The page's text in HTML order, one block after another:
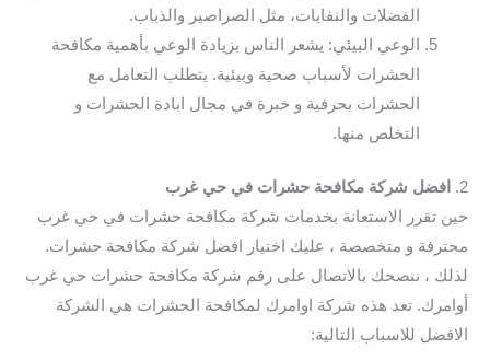
الفضلات والنفايات، مثل الصراصير والذباب.
الوعي البيئي: يشعر الناس بزيادة الوعي بأهمية مكافحة
الحشرات لأسباب صحية وبيئية. يتطلب التعامل مع
الحشرات بحرفية و خبرة في مجال ابادة الحشرات و
التخلص منها.
2.
افضل شركة مكافحة حشرات في حي غرب
حين تقرر الاستعانة بخدمات شركة مكافحة حشرات في حي غرب
محترفة و متخصصة ، عليك اختيار افضل شركة مكافحة حشرات.
لذلك ، ننصحك بالاتصال على رقم شركة مكافحة حشرات حي غرب
أوامرك. تعد هذه شركة اوامرك لمكافحة الحشرات هي الشركة
الافضل للاسباب التالية: